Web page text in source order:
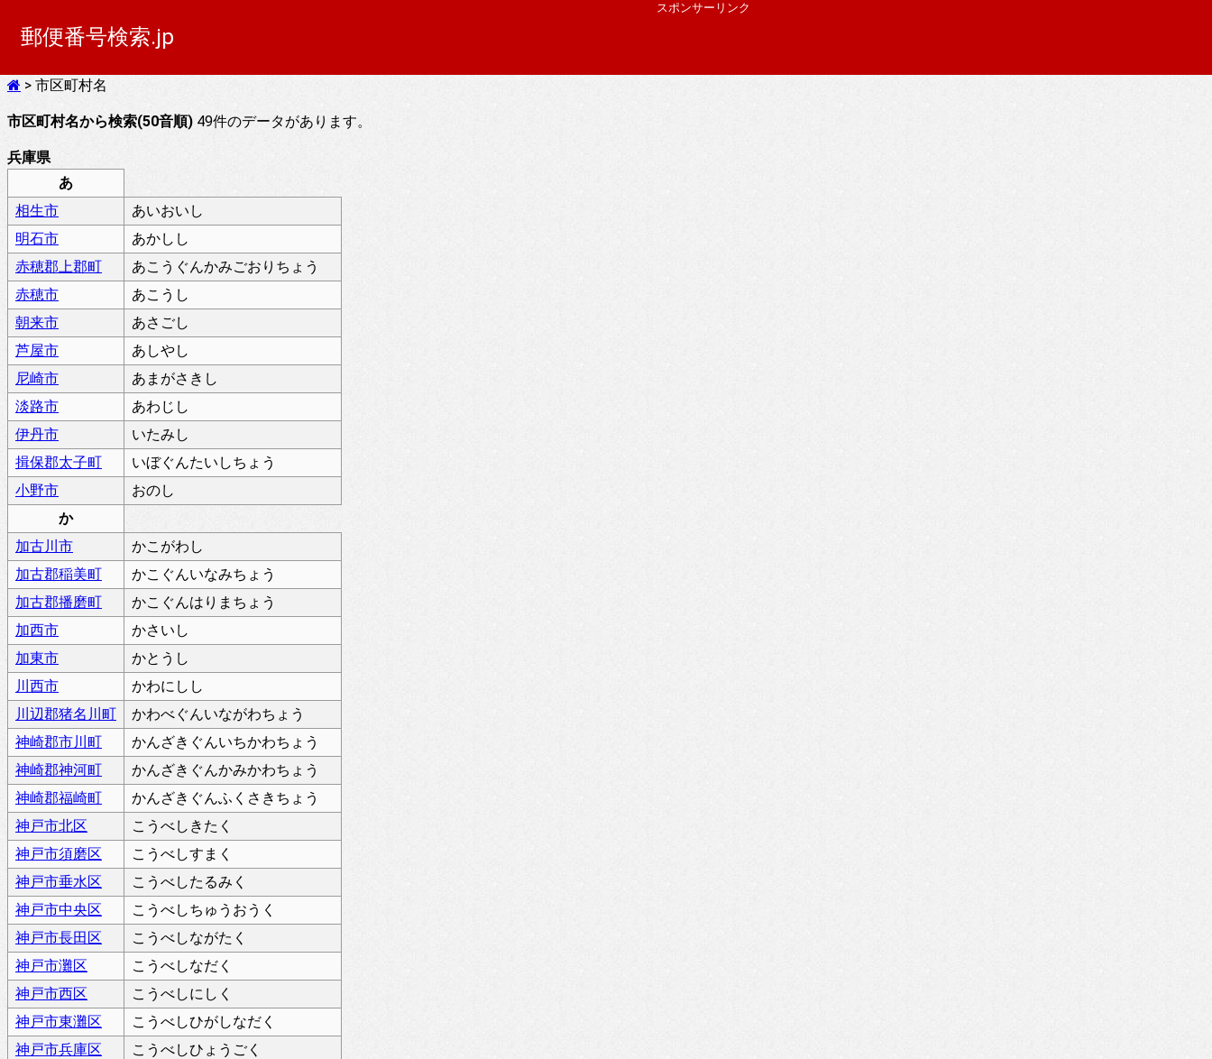
郵便番号検索.jp
スポンサーリンク
> 市区町村名
市区町村名から検索(50音順) 49件のデータがあります。
兵庫県
あ
相生市
あいおいし
明石市
あかしし
赤穂郡上郡町
あこうぐんかみごおりちょう
赤穂市
あこうし
朝来市
あさごし
芦屋市
あしやし
尼崎市
あまがさきし
淡路市
あわじし
伊丹市
いたみし
揖保郡太子町
いぼぐんたいしちょう
小野市
おのし
か
加古川市
かこがわし
加古郡稲美町
かこぐんいなみちょう
加古郡播磨町
かこぐんはりまちょう
加西市
かさいし
加東市
かとうし
川西市
かわにしし
川辺郡猪名川町
かわべぐんいながわちょう
神崎郡市川町
かんざきぐんいちかわちょう
神崎郡神河町
かんざきぐんかみかわちょう
神崎郡福崎町
かんざきぐんふくさきちょう
神戸市北区
こうべしきたく
神戸市須磨区
こうべしすまく
神戸市垂水区
こうべしたるみく
神戸市中央区
こうべしちゅうおうく
神戸市長田区
こうべしながたく
神戸市灘区
こうべしなだく
神戸市西区
こうべしにしく
神戸市東灘区
こうべしひがしなだく
神戸市兵庫区
こうべしひょうごく